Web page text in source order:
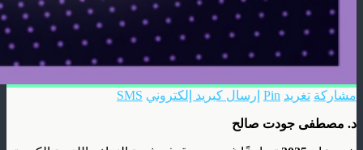
مشاركة تغريد Pin إرسال كبريد إلكتروني SMS
د. مصطفى جودت صالح